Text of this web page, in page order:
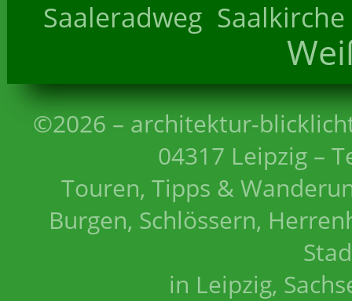
Saaleradweg Saalkirche
©2026 – architektur-
04317 Leipzig –
Touren, Tipps &
Burgen, Schlössern,
in Leipzig,